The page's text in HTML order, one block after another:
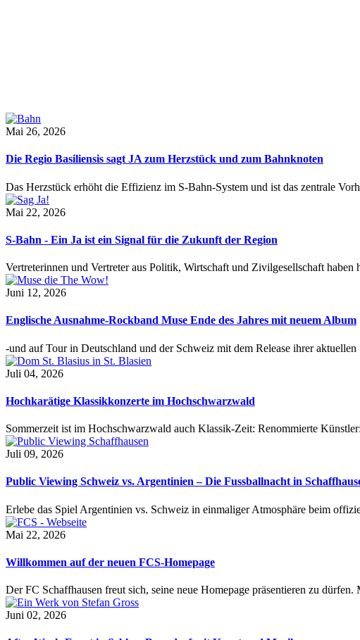
Mai 26, 2026
Die Regio Basiliensis sagt JA zum Herzstück und zum Bahnknoten
Das Herzstück erhöht die Effizienz im S-Bahn-System und ist das zentrale
Mai 22, 2026
S-Bahn - Ein Ja ist ein Signal für die Zukunft der Region
Vertreterinnen und Vertreter aus Politik, Wirtschaft und Zivilgesellschaft
Juni 12, 2026
Englische Ausnahme-Rockband Muse Ende des Jahres mit neuem Album
-und auf Tour in Deutschland und der Schweiz mit dem Release ihrer
Juli 04, 2026
Hochkarätige Klassikkonzerte im Hochschwarzwald
Sommerzeit ist im Hochschwarzwald auch Klassik-Zeit: Renommierte
Juli 09, 2026
Public Viewing Schweiz vs. Argentinien – Die Fussballnacht in
Erlebe das Spiel Argentinien vs. Schweiz in einmaliger Atmosphäre beim
Mai 22, 2026
Willkommen auf der neuen FCS-Homepage
Der FC Schaffhausen freut sich, seine neue Homepage präsentieren zu
Juni 02, 2026